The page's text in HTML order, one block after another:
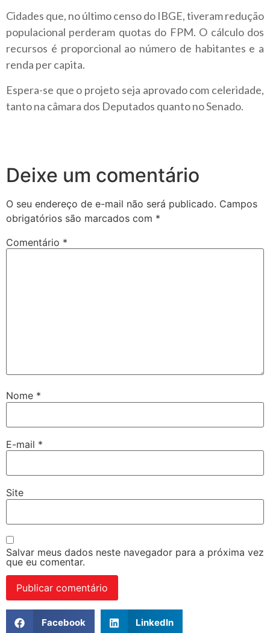
Cidades que, no último censo do IBGE, tiveram redução
populacional perderam quotas do FPM. O cálculo dos
recursos é proporcional ao número de habitantes e a
renda per capita.
Espera-se que o projeto seja aprovado com celeridade,
tanto na câmara dos Deputados quanto no Senado.
Deixe um comentário
O seu endereço de e-mail não será publicado. Campos
obrigatórios são marcados com *
Comentário *
Nome *
E-mail *
Site
Salvar meus dados neste navegador para a próxima vez
que eu comentar.
Facebook LinkedIn